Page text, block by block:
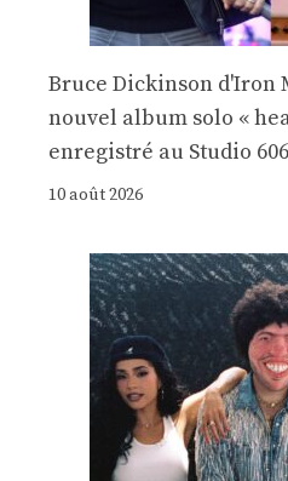
Bruce Dickinson d'Iron
nouvel album solo «
enregistré au Studio
10 août 2026